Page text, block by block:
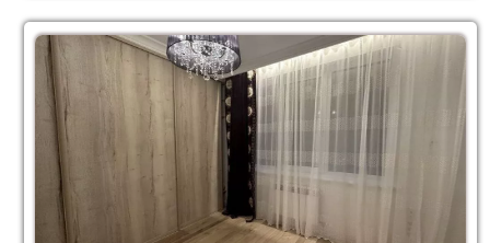
Аренда Британхаус
Аренда Твинхаус
Аренда Клуба
Аренда Пансионата
Аренда Гостиницы